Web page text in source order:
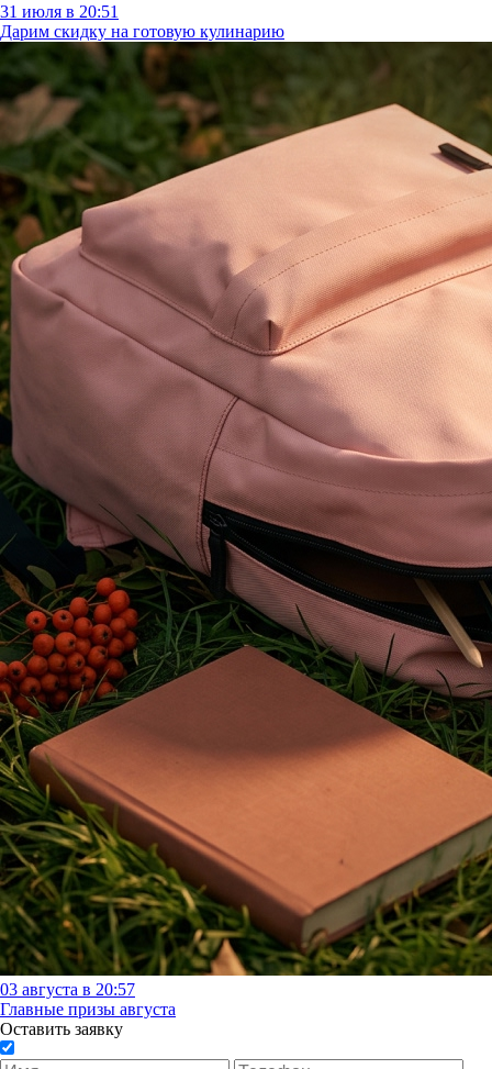
31 июля в 20:51
Дарим скидку на готовую кулинарию
03 августа в 20:57
Главные призы августа
Оставить заявку